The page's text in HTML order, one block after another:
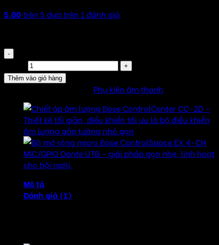
5.00trên 5 dựa trên 1 đánh giá
Thêm vào giỏ hàng
Phụ kiện âm thanh
Mô tả
Đánh giá (1)